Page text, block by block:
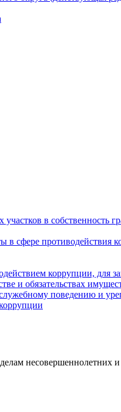
в собственность
сфере противодействия
коррупции, для
и обязательствах
поведению и
несовершеннолетних